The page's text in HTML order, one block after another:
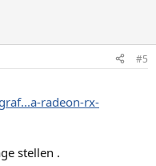
#5
radeon-rx-
stellen .